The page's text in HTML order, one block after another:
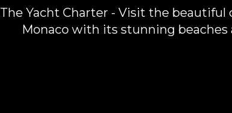
The Yacht Charter - Visit the beautiful
Monaco with its stunning beaches